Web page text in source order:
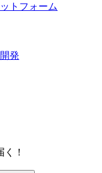
トフォーム
発
！